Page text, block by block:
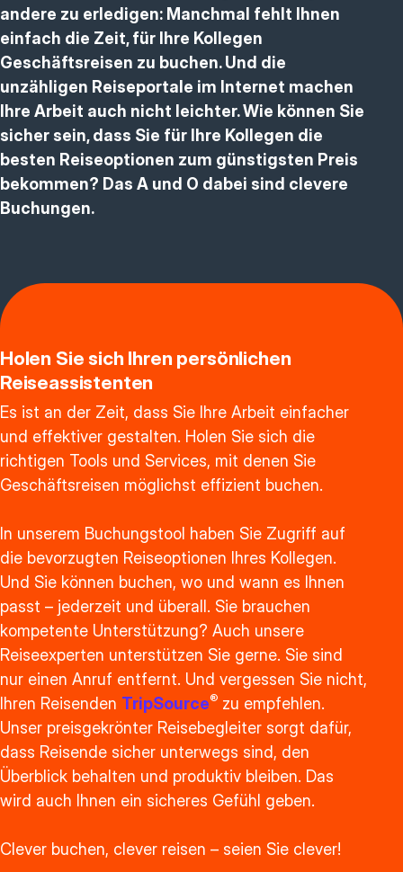
andere zu erledigen: Manchmal fehlt Ihnen
einfach die Zeit, für Ihre Kollegen
Geschäftsreisen zu buchen. Und die
unzähligen Reiseportale im Internet machen
Ihre Arbeit auch nicht leichter. Wie können Sie
sicher sein, dass Sie für Ihre Kollegen die
besten Reiseoptionen zum günstigsten Preis
bekommen? Das A und O dabei sind clevere
Buchungen.
Holen Sie sich Ihren persönlichen
Reiseassistenten
Es ist an der Zeit, dass Sie Ihre Arbeit einfacher
und effektiver gestalten. Holen Sie sich die
richtigen Tools und Services, mit denen Sie
Geschäftsreisen möglichst effizient buchen.
In unserem Buchungstool haben Sie Zugriff auf
die bevorzugten Reiseoptionen Ihres Kollegen.
Und Sie können buchen, wo und wann es Ihnen
passt – jederzeit und überall. Sie brauchen
kompetente Unterstützung? Auch unsere
Reiseexperten unterstützen Sie gerne. Sie sind
nur einen Anruf entfernt. Und vergessen Sie nicht,
Ihren Reisenden TripSource® zu empfehlen.
Unser preisgekrönter Reisebegleiter sorgt dafür,
dass Reisende sicher unterwegs sind, den
Überblick behalten und produktiv bleiben. Das
wird auch Ihnen ein sicheres Gefühl geben.
Clever buchen, clever reisen – seien Sie clever!